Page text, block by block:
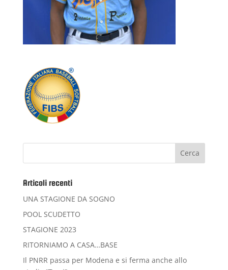
Articoli recenti
UNA STAGIONE DA SOGNO
POOL SCUDETTO
STAGIONE 2023
RITORNIAMO A CASA…BASE
Il PNRR passa per Modena e si ferma anche allo